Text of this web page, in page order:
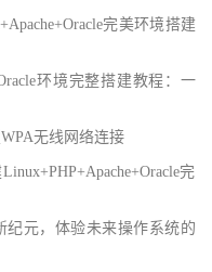
完美环境搭建
环境完整搭建教程：一
无线网络连接
完
纪元，体验未来操作系统的